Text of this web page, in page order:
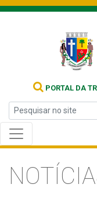
PORTAL DA